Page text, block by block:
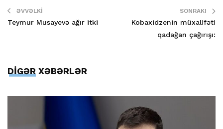
ƏVVƏLKI
Teymur Musayevə ağır itki
SONRAKI
Kobaxidzenin müxalifəti
qadağan çağırışı:
DİGƏR XƏBƏRLƏR